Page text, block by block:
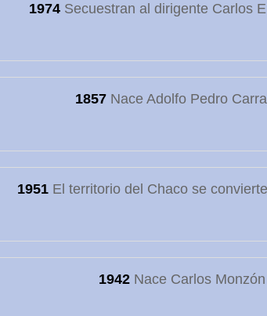
1974Secuestran al dirigente Carlos
1857Nace Adolfo Pedro
1951El territorio del Chaco se
1942 Nace Carlos Monzón